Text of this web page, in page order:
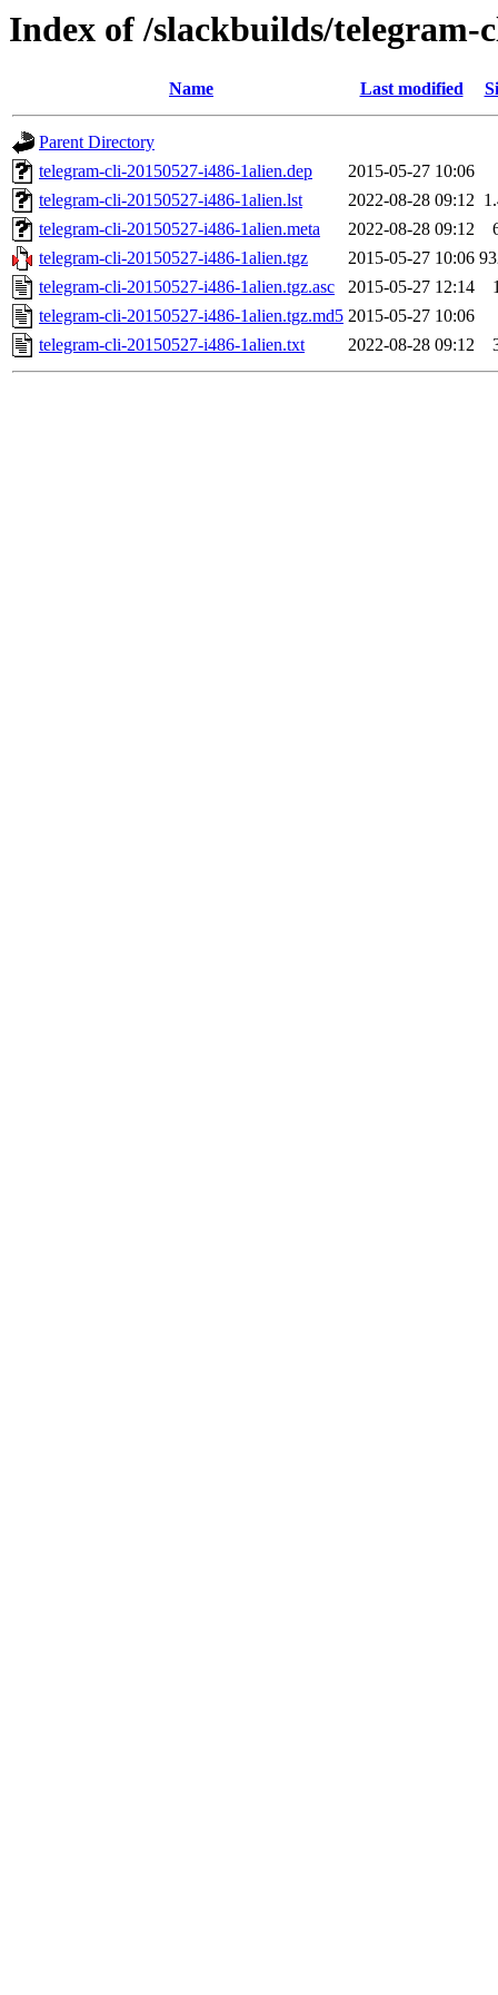
Index of /slackbuilds/
Name Last modified
Parent Directory
telegram-cli-20150527-i486-1alien.dep
2015-05-27 10:06
telegram-cli-20150527-i486-1alien.lst
2022-08-28 09:12
telegram-cli-20150527-i486-1alien.meta
2022-08-28 09:12
telegram-cli-20150527-i486-1alien.tgz
2015-05-27 10:06
telegram-cli-20150527-i486-1alien.tgz.asc
2015-05-27 12:14
telegram-cli-20150527-i486-1alien.tgz.md5 2015-05-27 10:06
telegram-cli-20150527-i486-1alien.txt
2022-08-28 09:12